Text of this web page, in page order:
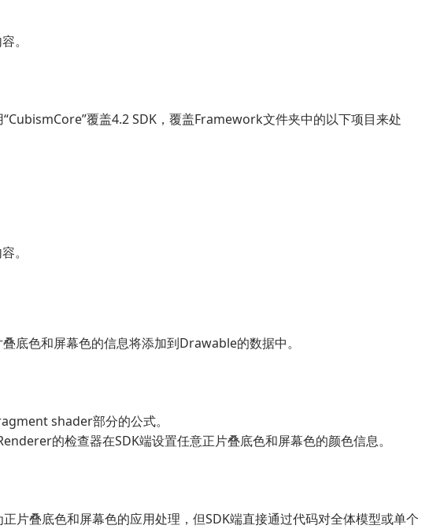
。
覆盖4.2 SDK，覆盖Framework文件夹中的以下项目来处
。
底色和屏幕色的信息将添加到Drawable的数据中。
shader部分的公式。
的检查器在SDK端设置任意正片叠底色和屏幕色的颜色信息。
片叠底色和屏幕色的应用处理，但SDK端直接通过代码对全体模型或单个